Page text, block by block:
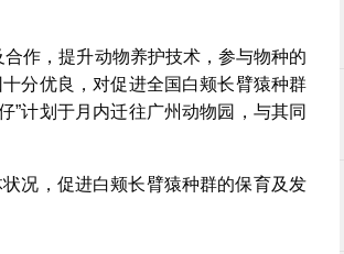
作，提升动物养护技术，参与物种的
分优良，对促进全国白颊长臂猿种群
”计划于月内迁往广州动物园，与其同
况，促进白颊长臂猿种群的保育及发